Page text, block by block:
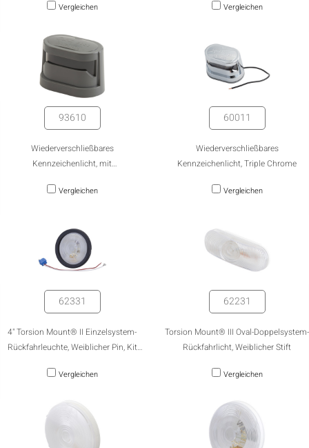
Vergleichen Vergleichen
93610
Wiederverschließbares
Kennzeichenlicht, mit
Vergleichen
60011
Wiederverschließbares
Kennzeichenlicht, Triple Chrome
Vergleichen
62331
4" Torsion Mount® II Einzelsystem-
Rückfahrleuchte, Weiblicher Pin, Kit
Vergleichen
62231
Torsion Mount® III Oval-Doppelsystem-
Rückfahrlicht, Weiblicher Stift
Vergleichen
Vergleichen
keyboard_arrow_down
[MISSING: